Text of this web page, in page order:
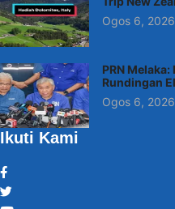
Ogos 6, 2026
PRN Melaka:
Rundingan
Ogos 6, 2026
Ikuti Kami